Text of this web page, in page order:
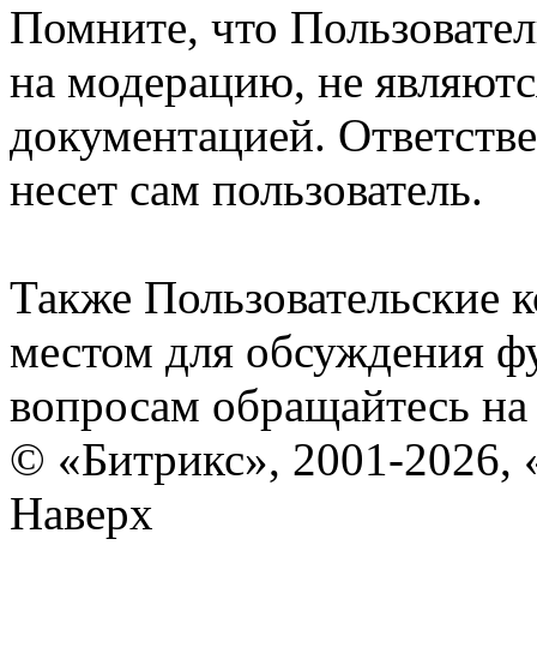
Помните, что
на модерацию, не
документацией.
несет сам пользователь.
Также Пользовательские
местом для обсуждения
вопросам обращайтесь
© «Битрикс», 2001-2026,
Наверх